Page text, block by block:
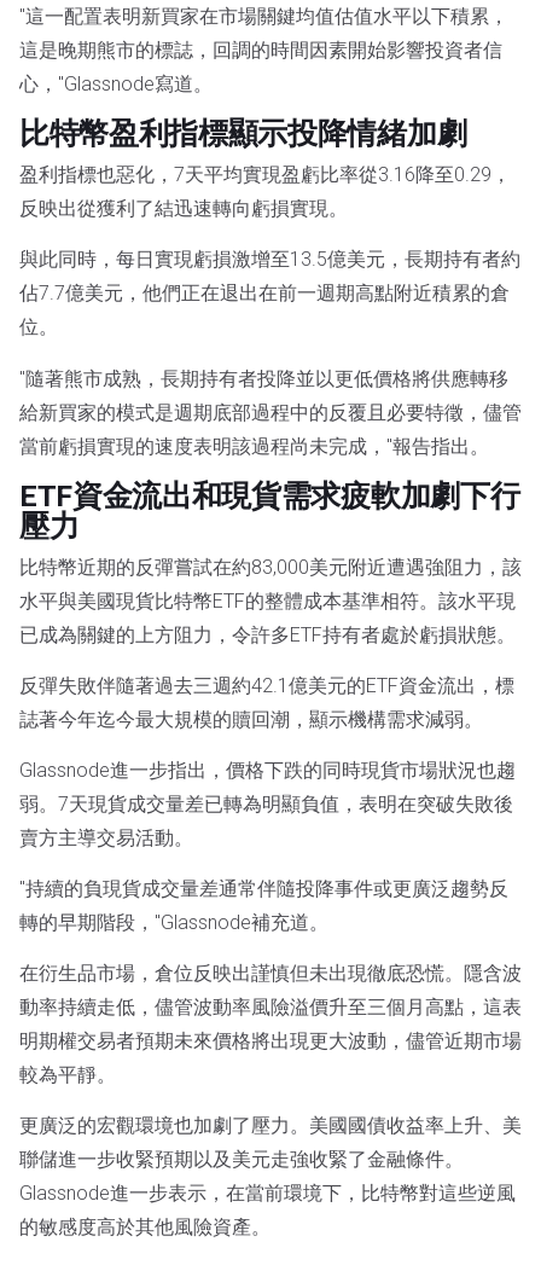
"這一配置表明新買家在市場關鍵均值估值水平以下積累，
這是晚期熊市的標誌，回調的時間因素開始影響投資者信
心，"Glassnode寫道。
比特幣盈利指標顯示投降情緒加劇
盈利指標也惡化，7天平均實現盈虧比率從3.16降至0.29，
反映出從獲利了結迅速轉向虧損實現。
與此同時，每日實現虧損激增至13.5億美元，長期持有者約
佔7.7億美元，他們正在退出在前一週期高點附近積累的倉
位。
"隨著熊市成熟，長期持有者投降並以更低價格將供應轉移
給新買家的模式是週期底部過程中的反覆且必要特徵，儘管
當前虧損實現的速度表明該過程尚未完成，"報告指出。
ETF資金流出和現貨需求疲軟加劇下行
壓力
比特幣近期的反彈嘗試在約83,000美元附近遭遇強阻力，該
水平與美國現貨比特幣ETF的整體成本基準相符。該水平現
已成為關鍵的上方阻力，令許多ETF持有者處於虧損狀態。
反彈失敗伴隨著過去三週約42.1億美元的ETF資金流出，標
誌著今年迄今最大規模的贖回潮，顯示機構需求減弱。
Glassnode進一步指出，價格下跌的同時現貨市場狀況也趨
弱。7天現貨成交量差已轉為明顯負值，表明在突破失敗後
賣方主導交易活動。
"持續的負現貨成交量差通常伴隨投降事件或更廣泛趨勢反
轉的早期階段，"Glassnode補充道。
在衍生品市場，倉位反映出謹慎但未出現徹底恐慌。隱含波
動率持續走低，儘管波動率風險溢價升至三個月高點，這表
明期權交易者預期未來價格將出現更大波動，儘管近期市場
較為平靜。
更廣泛的宏觀環境也加劇了壓力。美國國債收益率上升、美
聯儲進一步收緊預期以及美元走強收緊了金融條件。
Glassnode進一步表示，在當前環境下，比特幣對這些逆風
的敏感度高於其他風險資產。